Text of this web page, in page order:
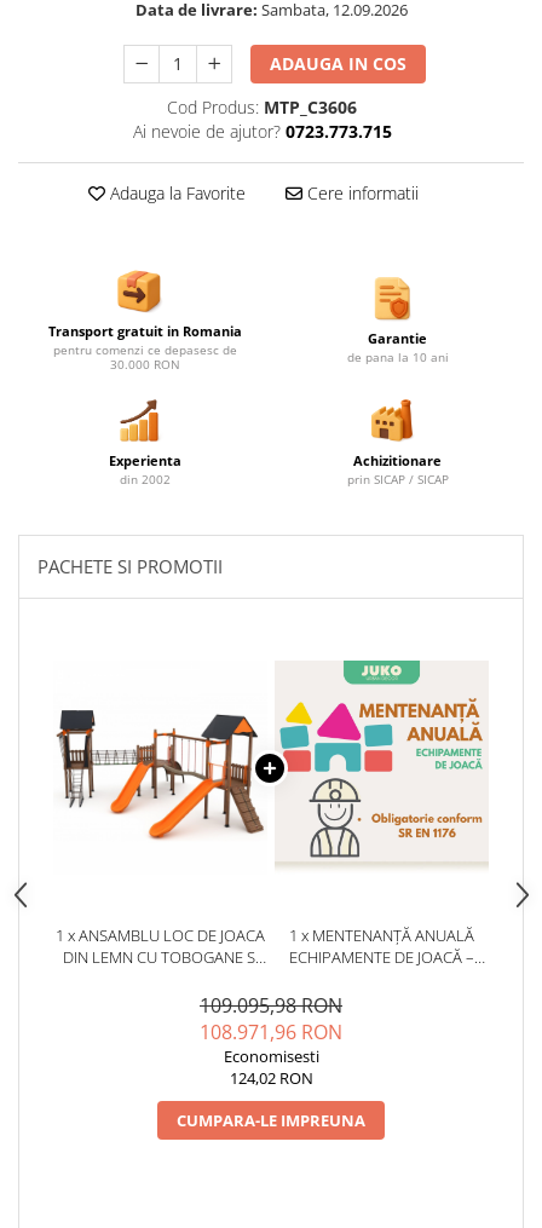
Ghivece de exterior
Ghivece din beton
Stalpi camere video
Stalpi / bolarzi de delimitare
pentru trotuar
Cismea stradala / gradina
Magazie pubele / tomberoane
Mobilier urban DIZABILITATI
Data de livrare: Sambata, 12.09.2026
ADAUGA IN COS
Cod Produs: MTP_C3606
Ai nevoie de ajutor? 0723.773.715
Adauga la Favorite Cere informatii
Transport gratuit in Romania
pentru comenzi ce depasesc de
30.000 RON
Garantie
de pana la 10 ani
Experienta
din 2002
Achizitionare
prin SICAP / SICAP
PACHETE SI PROMOTII
1 x ANSAMBLU LOC DE JOACA
DIN LEMN CU TOBOGANE SI
1 x MENTENANȚĂ ANUALĂ
ECHIPAMENTE DE JOACĂ –
CONFORM SR EN 1176
109.095,98 RON
108.971,96 RON
Economisesti
124,02 RON
CUMPARA-LE IMPREUNA